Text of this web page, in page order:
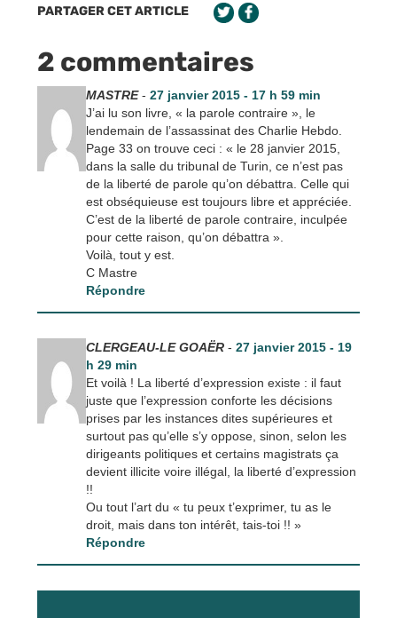
PARTAGER CET ARTICLE
2 commentaires
MASTRE- 27 janvier 2015 - 17 h 59 min
J’ai lu son livre, « la parole contraire », le
lendemain de l’assassinat des Charlie Hebdo.
Page 33 on trouve ceci : « le 28 janvier 2015,
dans la salle du tribunal de Turin, ce n’est pas
de la liberté de parole qu’on débattra. Celle qui
est obséquieuse est toujours libre et appréciée.
C’est de la liberté de parole contraire, inculpée
pour cette raison, qu’on débattra ».
Voilà, tout y est.
C Mastre
Répondre
CLERGEAU-LE GOAËR- 27 janvier 2015 - 19
h 29 min
Et voilà ! La liberté d’expression existe : il faut
juste que l’expression conforte les décisions
prises par les instances dites supérieures et
surtout pas qu’elle s’y oppose, sinon, selon les
dirigeants politiques et certains magistrats ça
devient illicite voire illégal, la liberté d’expression
!!
Ou tout l’art du « tu peux t’exprimer, tu as le
droit, mais dans ton intérêt, tais-toi !! »
Répondre